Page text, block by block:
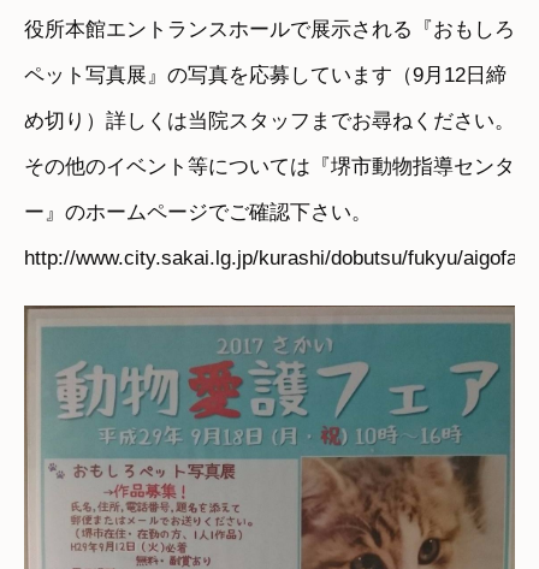
役所本館エントランスホールで展示される『おもしろ
ペット写真展』の写真を応募しています（9月12日締
め切り）詳しくは当院スタッフまでお尋ねください。
その他のイベント等については『堺市動物指導センタ
ー』のホームページでご確認下さい。
http://www.city.sakai.lg.jp/kurashi/dobutsu/fukyu/